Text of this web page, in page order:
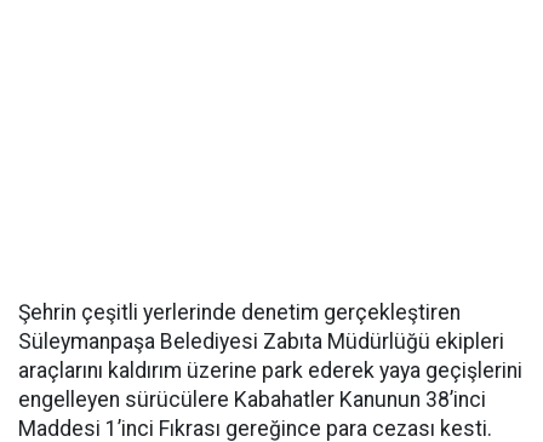
Şehrin çeşitli yerlerinde denetim gerçekleştiren
Süleymanpaşa Belediyesi Zabıta Müdürlüğü ekipleri
araçlarını kaldırım üzerine park ederek yaya geçişlerini
engelleyen sürücülere Kabahatler Kanunun 38’inci
Maddesi 1’inci Fıkrası gereğince para cezası kesti.